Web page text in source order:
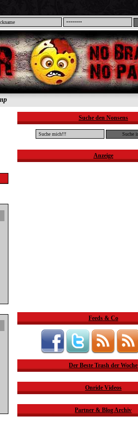
Suche den Nonsens
Anzeige
Feeds & Co
Der Beste Trash der Woche
Onride Videos
Partner & Blog Archiv